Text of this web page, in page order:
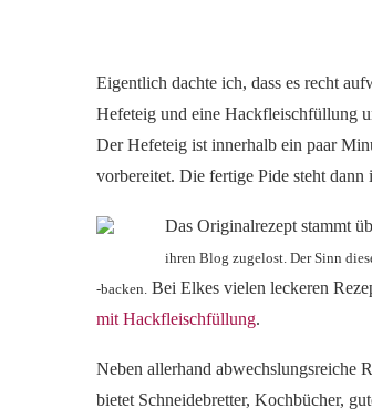
Eigentlich dachte ich, dass es recht
Hefeteig und eine Hackfleischfüllung
Der Hefeteig ist innerhalb ein paar
vorbereitet. Die fertige Pide steht
Das Originalrezept stammt
ihren Blog zugelost. Der Sinn
-backen. Bei Elkes vielen leckeren
mit Hackfleischfüllung.
Neben allerhand abwechslungsreiche
bietet Schneidebretter, Kochbücher,